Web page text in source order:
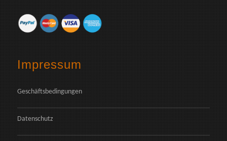
Impressum
Geschäftsbedingungen
Datenschutz